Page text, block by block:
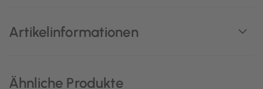
Artikelinformationen